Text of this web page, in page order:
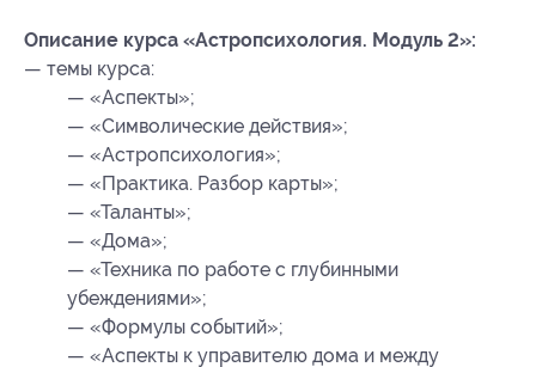
Описание курса «Астропсихология. Модуль 2»:
— темы курса:
— «Аспекты»;
— «Символические действия»;
— «Астропсихология»;
— «Практика. Разбор карты»;
— «Таланты»;
— «Дома»;
— «Техника по работе с глубинными
убеждениями»;
— «Формулы событий»;
— «Аспекты к управителю дома и между